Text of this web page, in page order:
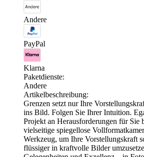
Andere
PayPal
Klarna
Paketdienste:
Andere
Artikelbeschreibung:
Grenzen setzt nur Ihre
ins Bild. Folgen Sie Ihrer Intuition.
Projekt an Herausforderungen für Sie
vielseitige spiegellose
Werkzeug, um Ihre Vorstellungskraft
flüssiger in kraftvolle Bilder